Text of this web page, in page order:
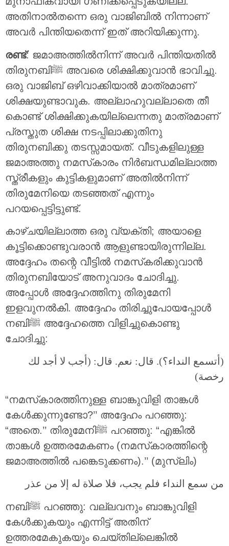
അതിനാൽതന്നെ ഒരു വാജിബിൽ നിന്നാണ്
അവർ പിന്തിയതെന്ന് ഇത് അറിയിക്കുന്നു.
രണ്ട്: ജമാഅത്തിൽനിന്ന് അവർ പിന്തിയതിൽ
തിരുനബിﷺ അവരെ ശിക്ഷിക്കുവാൻ ഭാവിച്ചു.
ഒരു വാജിബ് ഒഴിവാക്കിയാൽ മാത്രമാണ്
ശിക്ഷയുണ്ടാവുക. അല്ലാഹുവല്ലാതെ തീ
കൊണ്ട് ശിക്ഷിക്കുകയില്ലെന്നതു മാത്രമാണ്
പ്രസ്തുത ശിക്ഷ നടപ്പിലാക്കുതിനു
തിരുനബിക്കു തടസ്സമായത്. വീടുകളിലുള്ള
ജമാഅത്തു നമസ്‌കാരം നിർബന്ധമില്ലാത്ത
സ്ത്രീകളും കുട്ടികളുമാണ് അതിൽനിന്ന്
തിരുമേനിയെ തടഞ്ഞത് എന്നും
പറയപ്പെട്ടിട്ടുണ്ട്.
കാഴ്ചയില്ലാത്ത ഒരു വ്യക്തി; അയാളെ
കൂട്ടിക്കൊണ്ടുവരാൻ ആളുണ്ടായിരുന്നില്ല.
അദ്ദേഹം തന്റെ വീട്ടിൽ നമസ്‌കരിക്കുവാൻ
തിരുനബിയോട് അനുവാദം ചോദിച്ചു.
അപ്പോൾ അദ്ദേഹത്തിനു തിരുമേനി
ഇളവുനൽകി. അദ്ദേഹം തിരിച്ചുപോയപ്പോൾ
നബിﷺ അദ്ദേഹത്തെ വിളിച്ചുകൊണ്ടു
ചോദിച്ചു:
(أتسمع النداء؟). قال: نعم. قال: (أجب لا أجد لك
رخصة)
“നമസ്‌കാരത്തിനുള്ള ബാങ്കുവിളി താങ്കൾ
കേൾക്കുന്നുണ്ടോ?’’ അദ്ദേഹം പറഞ്ഞു:
“അതെ.’’ തിരുമേനിﷺ പറഞ്ഞു: “എങ്കിൽ
താങ്കൾ ഉത്തരമേകണം (നമസ്‌കാരത്തിന്റെ
ജമാഅത്തിൽ പങ്കെടുക്കണം).’’ (മുസ്ലിം)
من سمع النداء فلم يجب، فلا صلاة له إلا من عذر
നബിﷺ പറഞ്ഞു: വല്ലവനും ബാങ്കുവിളി
കേൾക്കുകയും എന്നിട്ട് അതിന്
ഉത്തരമേകുകയും ചെയ്തില്ലെങ്കിൽ